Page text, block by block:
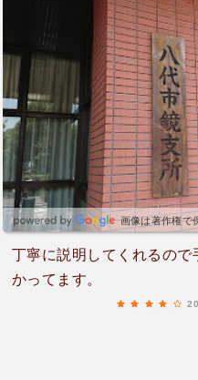
画像は著作権で
丁寧に説明してくれるので
かってます。